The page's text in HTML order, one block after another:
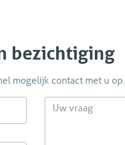
bezichtiging
mogelijk contact met u op.